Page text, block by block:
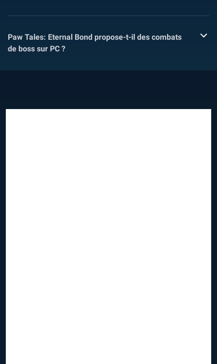
Paw Tales: Eternal Bond propose-t-il des combats
de boss sur PC ?